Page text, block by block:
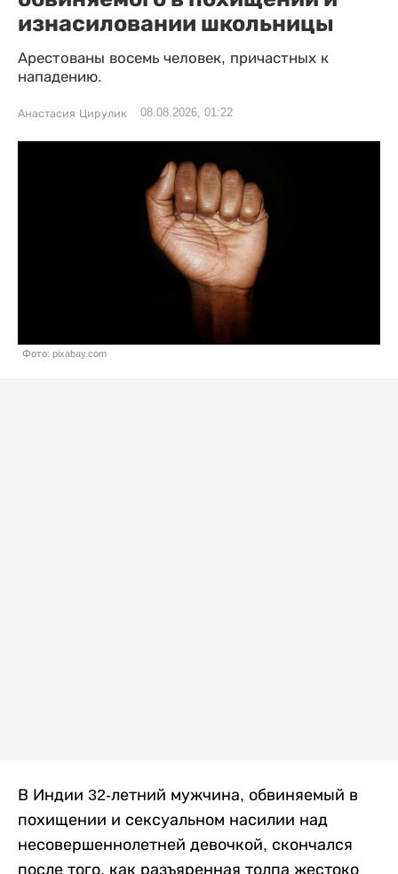
изнасиловании школьницы
Арестованы восемь человек, причастных к
нападению.
Анастасия Цирулик 08.08.2026, 01:22
Фото: pixabay.com
В Индии 32-летний мужчина, обвиняемый в
похищении и сексуальном насилии над
несовершеннолетней девочкой, скончался
после того, как разъяренная толпа жестоко